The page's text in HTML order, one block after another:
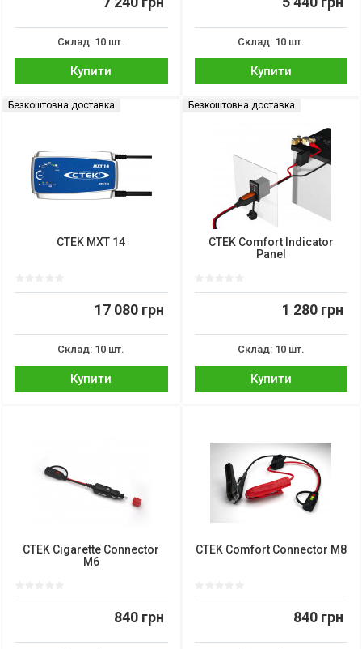
Склад: 10 шт.
Купити
Склад: 10 шт.
Купити
Безкоштовна доставка
CTEK MXT 14
17 080 грн
Склад: 10 шт.
Купити
Безкоштовна доставка
CTEK Comfort Indicator
Panel
1 280 грн
Склад: 10 шт.
Купити
CTEK Cigarette Connector
M6
840 грн
CTEK Comfort Connector M8
840 грн